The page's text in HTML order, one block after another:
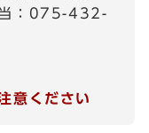
当：075-432-
意ください